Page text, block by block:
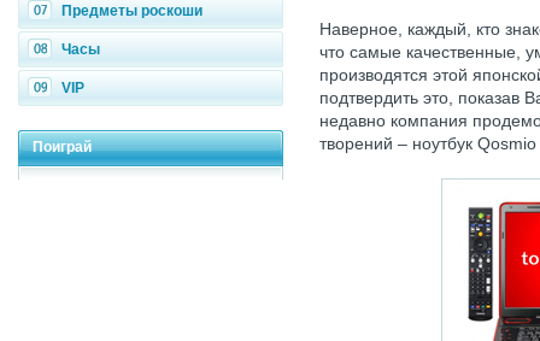
Предметы роскоши
Часы
VIP
Поиграй
Наверное, каждый, кто
что самые качественные,
производятся этой
подтвердить это, показав
недавно компания
творений – ноутбук